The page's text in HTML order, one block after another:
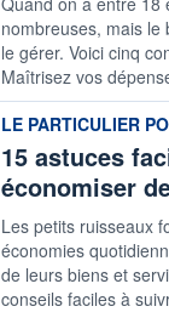
nombreuses, mais
le gérer. Voici cinq
Maîtrisez vos
information fournie
LE PARTICULIER
15 astuces
économiser
Les petits ruisseaux
économies
de leurs biens et
conseils faciles à